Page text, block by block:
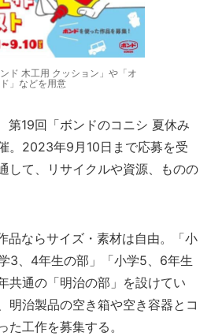
ド 木工用 クッション」や「オ
」などを用意
第19回「ボンドのコニシ 夏休み
。2023年9月10日まで応募を受
して、リサイクルや資源、ものの
品ならサイズ・素材は自由。「小
3、4年生の部」「小学5、6年生
共通の「明治の部」を設けてい
明治製品の空き箱や空き容器とコ
た工作を募集する。